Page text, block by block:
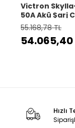
Victron
50A Akü Şarj
(Redresör)
55.168,78 TL
54.065,40
Hızlı